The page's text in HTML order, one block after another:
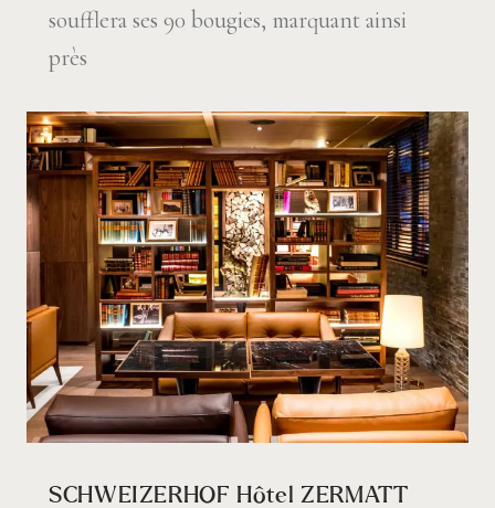
soufflera ses 90 bougies, marquant ainsi
près
SCHWEIZERHOF Hôtel ZERMATT